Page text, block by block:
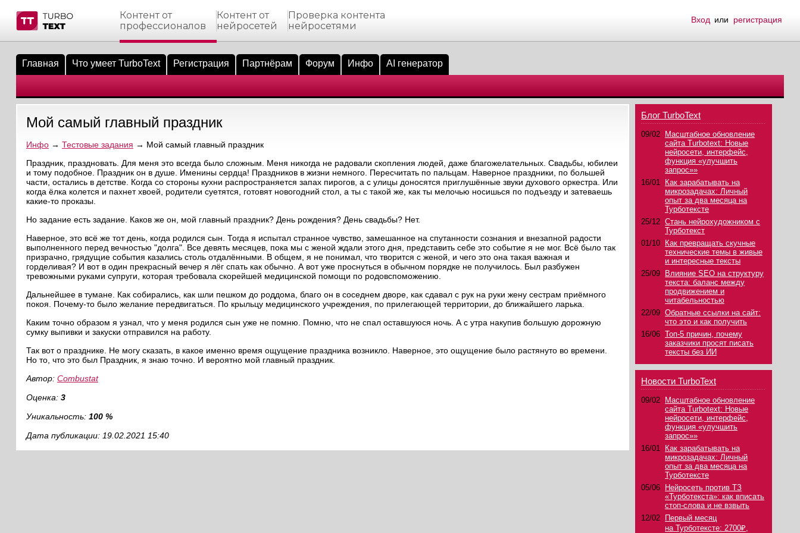
материалы
биржи
пользователи
на сайте
пользователей
сообщения
по форуму
Контент от
профессионалов
Контент от
нейросетей
Проверка контента
нейросетями
Вход или регистрация
Главная Что умеет TurboText Регистрация Партнёрам Форум Инфо AI генератор
Мой самый главный праздник
Инфо→ Тестовые задания → Мой самый главный праздник
Праздник, праздновать. Для меня это всегда было сложным. Меня никогда не радовали скопления людей, даже благожелательных. Свадьбы, юбилеи
и тому подобное. Праздник он в душе. Именины сердца! Праздников в жизни немного. Пересчитать по пальцам. Наверное праздники, по большей
части, остались в детстве. Когда со стороны кухни распространяется запах пирогов, а с улицы доносятся приглушённые звуки духового оркестра. Или
когда ёлка колется и пахнет хвоей, родители суетятся, готовят новогодний стол, а ты с такой же, как ты мелочью носишься по подъезду и затеваешь
какие-то проказы.
Но задание есть задание. Каков же он, мой главный праздник? День рождения? День свадьбы? Нет.
Наверное, это всё же тот день, когда родился сын. Тогда я испытал странное чувство, замешанное на спутанности сознания и внезапной радости
выполненного перед вечностью "долга". Все девять месяцев, пока мы с женой ждали этого дня, представить себе это событие я не мог. Всё было так
призрачно, грядущие события казались столь отдалёнными. В общем, я не понимал, что творится с женой, и чего это она такая важная и
горделивая? И вот в один прекрасный вечер я лёг спать как обычно. А вот уже проснуться в обычном порядке не получилось. Был разбужен
тревожными руками супруги, которая требовала скорейшей медицинской помощи по родовспоможению.
Дальнейшее в тумане. Как собирались, как шли пешком до роддома, благо он в соседнем дворе, как сдавал с рук на руки жену сестрам приёмного
покоя. Почему-то было желание передвигаться. По крыльцу медицинского учреждения, по прилегающей территории, до ближайшего ларька.
Каким точно образом я узнал, что у меня родился сын уже не помню. Помню, что не спал оставшуюся ночь. А с утра накупив большую дорожную
сумку выпивки и закуски отправился на работу.
Так вот о празднике. Не могу сказать, в какое именно время ощущение праздника возникло. Наверное, это ощущение было растянуто во времени.
Но то, что это был Праздник, я знаю точно. И вероятно мой главный праздник.
Автор: Combustat
Оценка: 3
Уникальность: 100 %
Дата публикации: 19.02.2021 15:40
Блог TurboText
09/02
Масштабное обновление
сайта Turbotext: Новые
нейросети, интерфейс,
функция «улучшить
запрос»»
16/01
Как зарабатывать на
микрозадачах: Личный
опыт за два месяца на
Турботексте
25/12 Стань нейрохудожником с
Турботекст
01/10
Как превращать скучные
технические темы в живые
и интересные тексты
25/09
Влияние SEO на структуру
текста: баланс между
продвижением и
читабельностью
22/09 Обратные ссылки на сайт:
что это и как получить
16/06 Топ-5 причин, почему
заказчики просят писать
тексты без ИИ
Новости TurboText
09/02
Масштабное обновление
сайта Turbotext: Новые
нейросети, интерфейс,
функция «улучшить
запрос»»
16/01
Как зарабатывать на
микрозадачах: Личный
опыт за два месяца на
Турботексте
05/06
Нейросеть против ТЗ
«Турботекста»: как вписать
стоп-слова и не взвыть
12/02
Первый месяц
на Турботексте: 2700₽,